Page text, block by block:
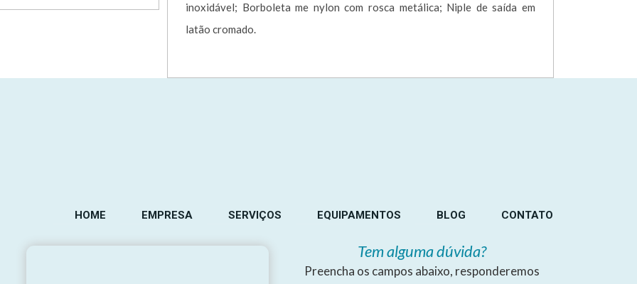
inoxidável; Borboleta me nylon com rosca metálica; Niple de saída em
latão cromado.
HOME EMPRESA SERVIÇOS EQUIPAMENTOS BLOG CONTATO
Tem alguma dúvida?
Preencha os campos abaixo, responderemos